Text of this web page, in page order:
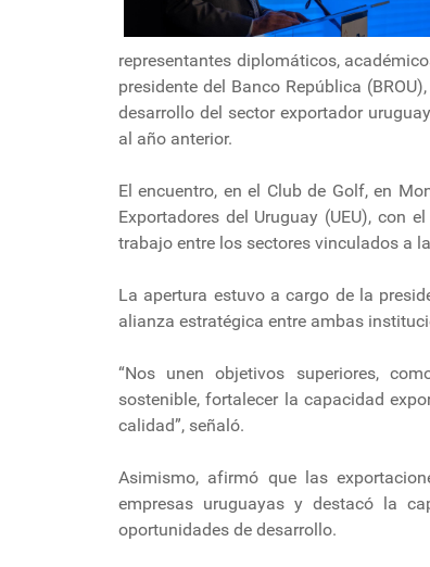
representantes diplomáticos,
presidente del Banco República
desarrollo del sector exportador
al año anterior.
El encuentro, en el Club de Golf, en
Exportadores del Uruguay (UEU), con
trabajo entre los sectores vinculados a
La apertura estuvo a cargo de la
alianza estratégica entre ambas
“Nos unen objetivos superiores,
sostenible, fortalecer la capacidad
calidad”, señaló.
Asimismo, afirmó que las
empresas uruguayas y destacó la
oportunidades de desarrollo.